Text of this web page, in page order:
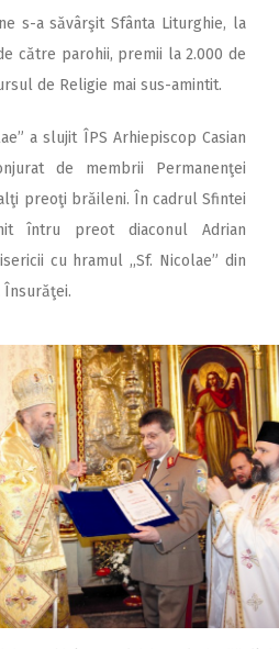
s-a săvârşit Sfânta Liturghie, la
către parohii, premii la 2.000 de
de Religie mai sus-amintit.
a slujit ÎPS Arhiepiscop Casian
de membrii Permanenţei
preoţi brăileni. În cadrul Sfintei
întru preot diaconul Adrian
cu hramul ,,Sf. Nicolae” din
Însurăţei.